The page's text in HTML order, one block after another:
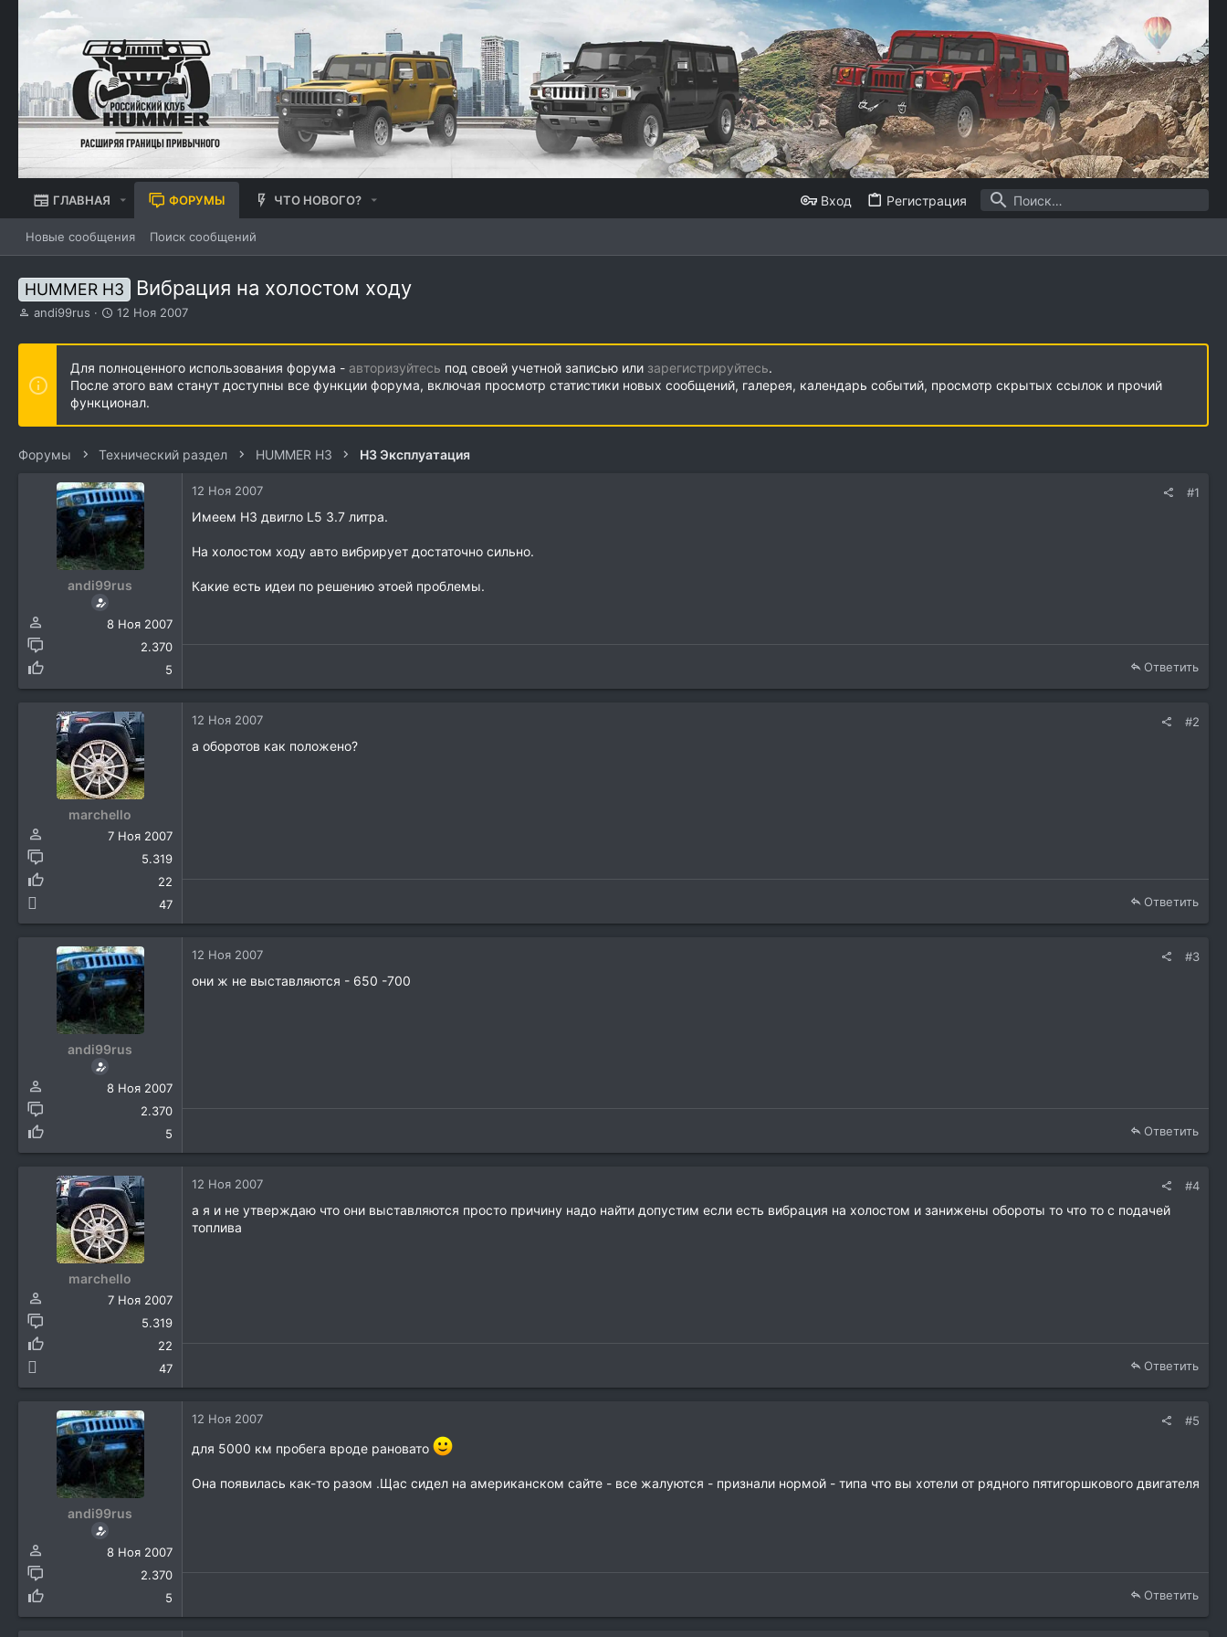
ГЛАВНАЯ ФОРУМЫ ЧТО НОВОГО? Вход Регистрация
Новые сообщения Поиск сообщений
HUMMER H3 Вибрация на холостом ходу
А
т
р
т
м
andi99rus
Д
т
н
а
ч
а
а
12 Ноя 2007
Для полноценного использования форума - авторизуйтесь под своей учетной записью или зарегистрируйтесь.
После этого вам станут доступны все функции форума, включая просмотр статистики новых сообщений, галерея, календарь событий, просмотр скрытых ссылок и прочий
функционал.
Форумы Технический раздел HUMMER H3 H3 Эксплуатация
andi99rus
8 Ноя 2007
2.370
5
12 Ноя 2007 #1
Имеем H3 двигло L5 3.7 литра.
На холостом ходу авто вибрирует достаточно сильно.
Какие есть идеи по решению этоей проблемы.
Ответить
marchello
7 Ноя 2007
5.319
22
47
12 Ноя 2007 #2
а оборотов как положено?
Ответить
andi99rus
8 Ноя 2007
2.370
5
12 Ноя 2007 #3
они ж не выставляются - 650 -700
Ответить
marchello
7 Ноя 2007
5.319
22
47
12 Ноя 2007 #4
а я и не утверждаю что они выставляются просто причину надо найти допустим если есть вибрация на холостом и занижены обороты то что то с подачей
топлива
Ответить
andi99rus
8 Ноя 2007
2.370
5
12 Ноя 2007 #5
для 5000 км пробега вроде рановато
Она появилась как-то разом .Щас сидел на американском сайте - все жалуются - признали нормой - типа что вы хотели от рядного пятигоршкового двигателя
Ответить